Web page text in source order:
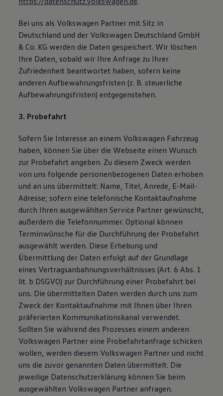
Bei uns als Volkswagen Partner mit Sitz in
Deutschland und der Volkswagen Deutschland GmbH
& Co. KG werden die Daten gespeichert. Wir löschen
Ihre Daten, sobald wir Ihre Anfrage zu Ihrer
Zufriedenheit beantwortet haben, sofern keine
anderen Aufbewahrungsfristen (z. B. steuerliche
Aufbewahrungsfristen) entgegenstehen.
3. Probefahrt
Sofern Sie Interesse an einem Volkswagen Fahrzeug
haben, können Sie über die Webseite einen Wunsch
zur Probefahrt angeben. Zu diesem Zweck werden
von uns folgende personenbezogenen Daten erhoben
und an uns übermittelt: Name, Titel, Anrede, E-Mail-
Adresse; sofern eine telefonische Kontaktaufnahme
durch Ihren ausgewählten Service Partner gewünscht,
außerdem die Telefonnummer. Optional können
Terminwünsche für die Durchführung der Probefahrt
ausgewählt werden. Diese Erhebung und
Übermittlung der Daten erfolgt auf der Grundlage
eines Vertragsanbahnungsverhältnisses (Art. 6 Abs. 1
lit. b DSGVO) zur Durchführung einer Probefahrt bei
uns. Die übermittelten Daten werden durch uns zum
Zweck der Kontaktaufnahme mit Ihnen über Ihren
präferierten Kommunikationskanal verwendet.
Sollten Sie während des Prozesses einem anderen
Volkswagen Partner eine Probefahrtanfrage schicken
wollen, werden diesem Volkswagen Partner und nicht
uns die zuvor genannten Daten übermittelt. Die
jeweilige Datenschutzerklärung können Sie beim
ausgewählten Volkswagen Partner anfragen.